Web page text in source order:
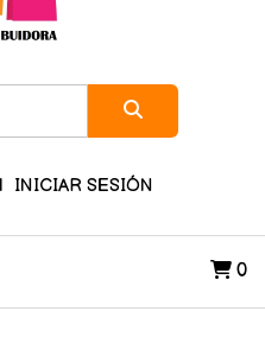
INICIAR SESIÓN
0